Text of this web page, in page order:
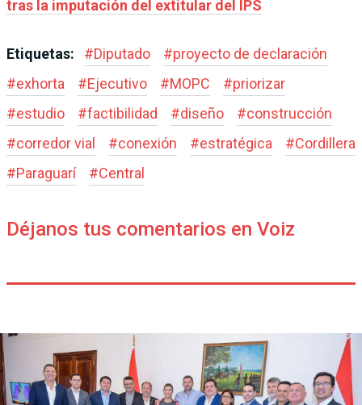
tras la imputación del extitular del IPS
Etiquetas: #Diputado #proyecto de declaración
#exhorta #Ejecutivo #MOPC #priorizar
#estudio #factibilidad #diseño #construcción
#corredor vial #conexión #estratégica #Cordillera
#Paraguarí #Central
Déjanos tus comentarios en Voiz